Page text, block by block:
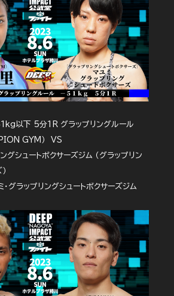
以下 5分1R グラップリングルール
GYM） VS
グシュートボクサーズジム （グラップリン
グラップリングシュートボクサーズジム